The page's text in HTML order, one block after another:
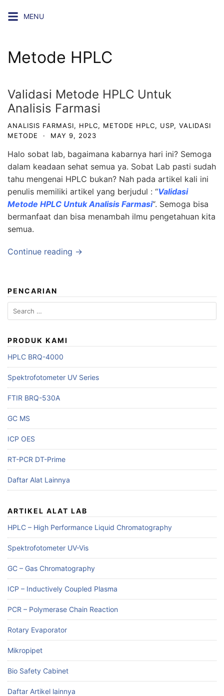
MENU
Metode HPLC
Validasi Metode HPLC Untuk
Analisis Farmasi
ANALISIS FARMASI, HPLC, METODE HPLC, USP, VALIDASI
METODE
· MAY 9, 2023
Halo sobat lab, bagaimana kabarnya hari ini? Semoga
dalam keadaan sehat semua ya. Sobat Lab pasti sudah
tahu mengenai HPLC bukan? Nah pada artikel kali ini
penulis memiliki artikel yang berjudul : “Validasi
Metode HPLC Untuk Analisis Farmasi“. Semoga bisa
bermanfaat dan bisa menambah ilmu pengetahuan kita
semua.
Continue reading →
PENCARIAN
Search
for:
PRODUK KAMI
HPLC BRQ-4000
Spektrofotometer UV Series
FTIR BRQ-530A
GC MS
ICP OES
RT-PCR DT-Prime
Daftar Alat Lainnya
ARTIKEL ALAT LAB
HPLC – High Performance Liquid Chromatography
Spektrofotometer UV-Vis
GC – Gas Chromatography
ICP – Inductively Coupled Plasma
PCR – Polymerase Chain Reaction
Rotary Evaporator
Mikropipet
Bio Safety Cabinet
Daftar Artikel lainnya